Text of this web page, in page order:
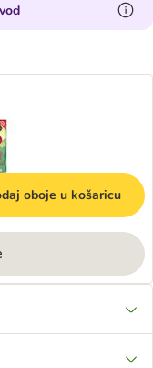
oboje u košaricu